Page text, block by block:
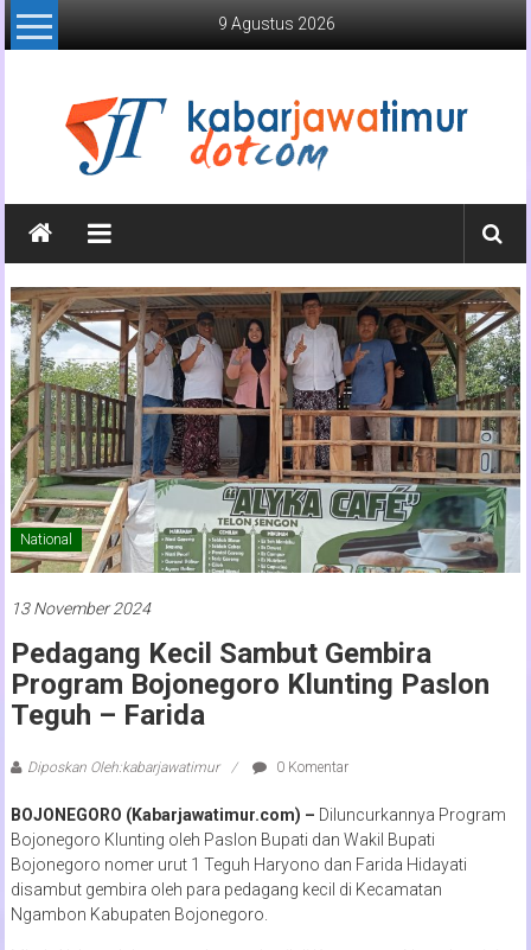
Lompat
ke
9 Agustus 2026
Kabar
Jawa
Timur
Media
Online
Jawa
Timur
National
13 November 2024
Pedagang Kecil Sambut Gembira
Program Bojonegoro Klunting Paslon
Teguh – Farida
Diposkan Oleh:kabarjawatimur 0 Komentar
BOJONEGORO (Kabarjawatimur.com) – Diluncurkannya Program
Bojonegoro Klunting oleh Paslon Bupati dan Wakil Bupati
Bojonegoro nomer urut 1 Teguh Haryono dan Farida Hidayati
disambut gembira oleh para pedagang kecil di Kecamatan
Ngambon Kabupaten Bojonegoro.